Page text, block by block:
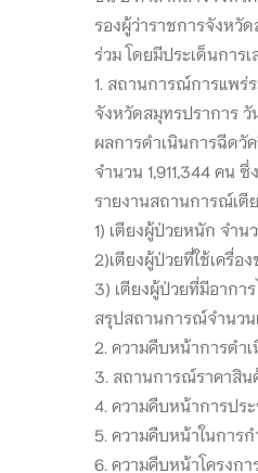
รองผู้ว่าราชการจังหวั
ร่วม โดยมีประเด็นการ
1. สถานการณ์การแพร่ร
จังหวัดสมุทรปราการ วั
ผลการดำเนินการฉีดวั
จำนวน 1,911,344 คน
รายงานสถานการณ์เตี
1) เตียงผู้ป่วยหนัก จำน
2)เตียงผู้ป่วยที่ใช้เครื่อ
3) เตียงผู้ป่วยที่มีอาการ
สรุปสถานการณ์จำนวน
2. ความคืบหน้าการด
3. สถานการณ์ราคาสิน
4. ความคืบหน้าการประ
5. ความคืบหน้าในการ
6. ความคืบหน้าโครงก